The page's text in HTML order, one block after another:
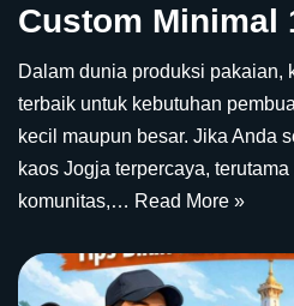
Custom Minimal
Dalam dunia produksi pakaian,
terbaik untuk kebutuhan
kecil maupun besar. Jika Anda
kaos Jogja terpercaya,
komunitas,… Read More »